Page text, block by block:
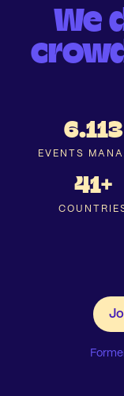
We
6.113
EVENTS
41+